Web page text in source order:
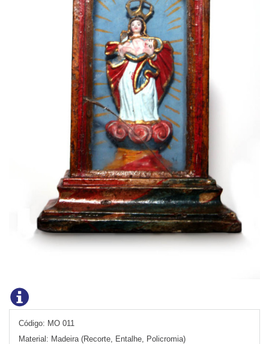
Código: MO 011
Material: Madeira (Recorte, Entalhe, Policromia)